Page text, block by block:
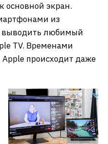
основной экран.
из
выводить любимый
TV. Временами
происходит даже